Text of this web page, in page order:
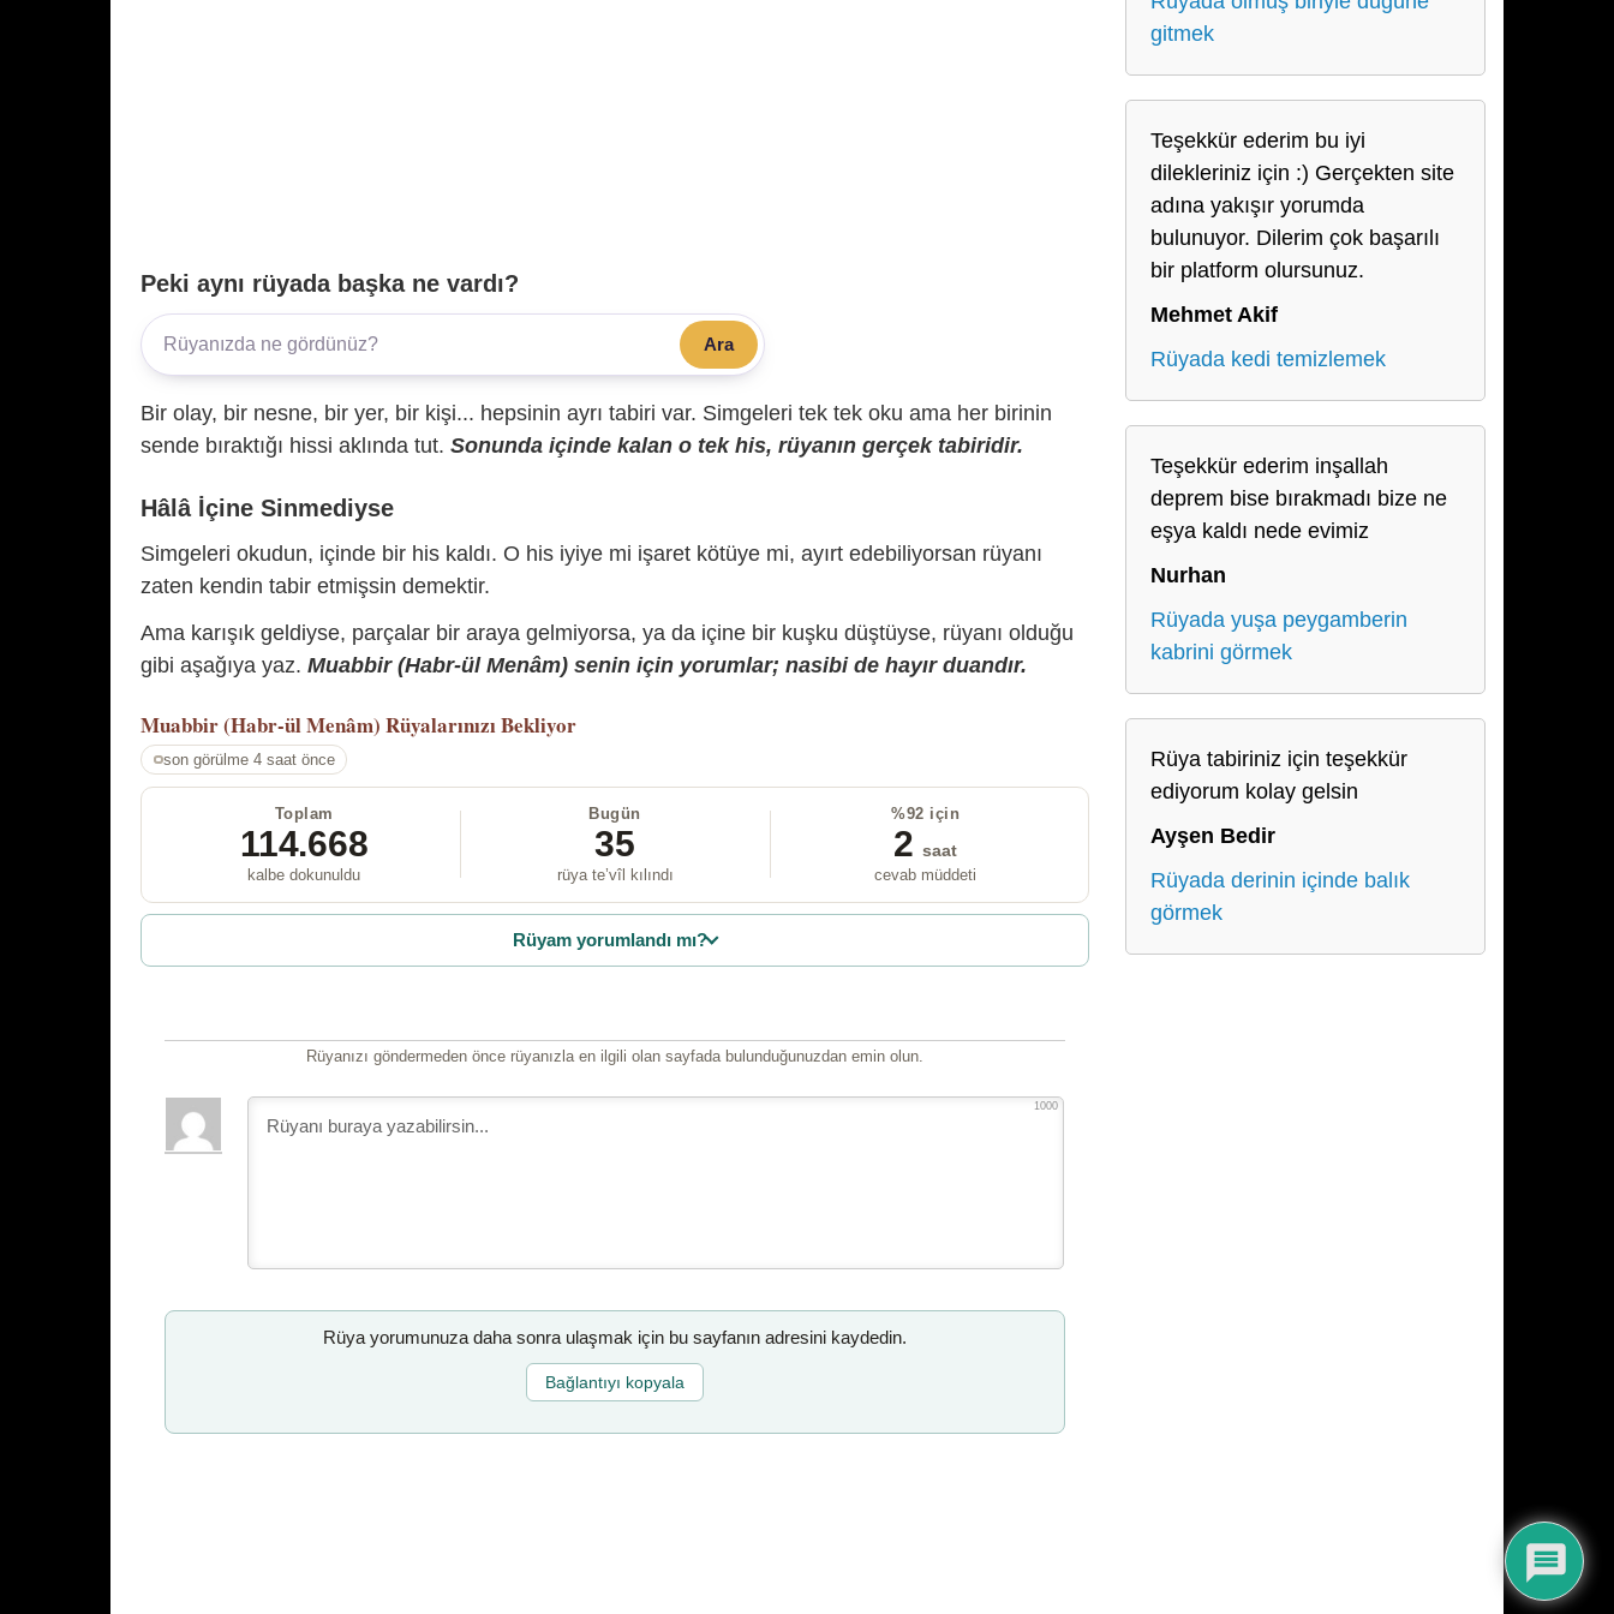
Peki aynı rüyada başka ne vardı?
Ara
Bir olay, bir nesne, bir yer, bir kişi... hepsinin ayrı tabiri var. Simgeleri tek tek oku ama her birinin
sende bıraktığı hissi aklında tut. Sonunda içinde kalan o tek his, rüyanın gerçek tabiridir.
Hâlâ İçine Sinmediyse
Simgeleri okudun, içinde bir his kaldı. O his iyiye mi işaret kötüye mi, ayırt edebiliyorsan rüyanı
zaten kendin tabir etmişsin demektir.
Ama karışık geldiyse, parçalar bir araya gelmiyorsa, ya da içine bir kuşku düştüyse, rüyanı olduğu
gibi aşağıya yaz. Muabbir (Habr-ül Menâm) senin için yorumlar; nasibi de hayır duandır.
Muabbir (Habr-ül Menâm) Rüyalarınızı Bekliyor
son görülme 4 saat önce
Toplam
114.668
kalbe dokunuldu
Bugün
35
rüya te’vîl kılındı
%92 için
2 saat
cevab müddeti
Rüyam yorumlandı mı?
Rüyanızı göndermeden önce rüyanızla en ilgili olan sayfada bulunduğunuzdan emin olun.
1000
Rüya yorumunuza daha sonra ulaşmak için bu sayfanın adresini kaydedin.
Bağlantıyı kopyala
gitmek
Teşekkür ederim bu iyi
dilekleriniz için :) Gerçekten site
adına yakışır yorumda
bulunuyor. Dilerim çok başarılı
bir platform olursunuz.
Mehmet Akif
Rüyada kedi temizlemek
Teşekkür ederim inşallah
deprem bise bırakmadı bize ne
eşya kaldı nede evimiz
Nurhan
Rüyada yuşa peygamberin
kabrini görmek
Rüya tabiriniz için teşekkür
ediyorum kolay gelsin
Ayşen Bedir
Rüyada derinin içinde balık
görmek